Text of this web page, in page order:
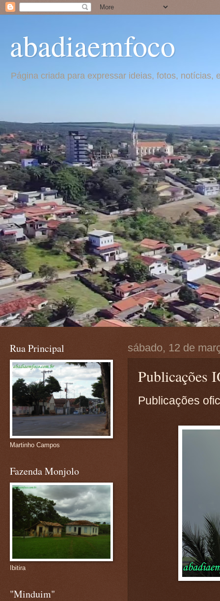
abadiaemfoco
Página criada para expressar ideias, fotos,
sábado, 12 de
Publicações
Publicações
Rua Principal
Martinho Campos
Fazenda Monjolo
Ibitira
"Minduim"